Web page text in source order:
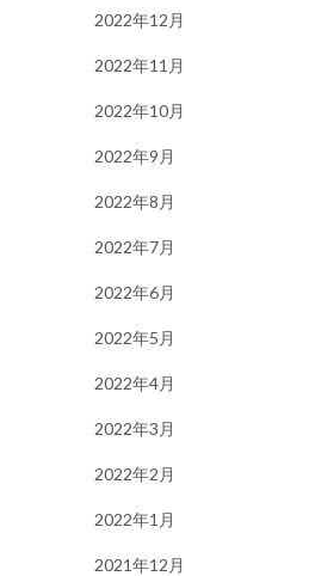
2022年12月
2022年11月
2022年10月
2022年9月
2022年8月
2022年7月
2022年6月
2022年5月
2022年4月
2022年3月
2022年2月
2022年1月
2021年12月